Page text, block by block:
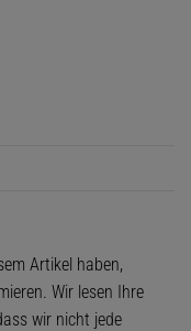
Artikel haben,
Wir lesen Ihre
wir nicht jede